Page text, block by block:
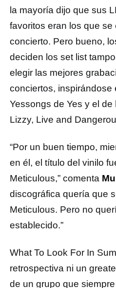
la mayoría dijo que sus
favoritos eran los que
concierto. Pero bueno,
deciden los set list
elegir las mejores
conciertos, inspirándose
Yessongs de Yes y el
Lizzy, Live and
“Por un buen tiempo,
en él, el título del vinilo
Meticulous,” comenta
discográfica quería que
Meticulous. Pero no
establecido.”
What To Look For In
retrospectiva ni un
de un grupo que